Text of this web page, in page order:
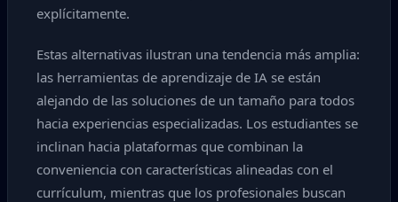
explícitamente.
Estas alternativas ilustran una tendencia más amplia:
las herramientas de aprendizaje de IA se están
alejando de las soluciones de un tamaño para todos
hacia experiencias especializadas. Los estudiantes se
inclinan hacia plataformas que combinan la
conveniencia con características alineadas con el
currículum, mientras que los profesionales buscan